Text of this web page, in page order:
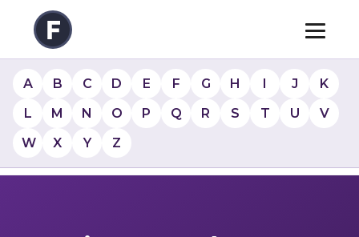
A B C D E F G H I J
K
L
M N O P Q R S T U
V
W
X Y Z